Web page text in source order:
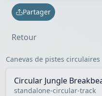
Partager
Retour
Canevas de pistes circulaires
Circular Jungle
standalone-circular-track